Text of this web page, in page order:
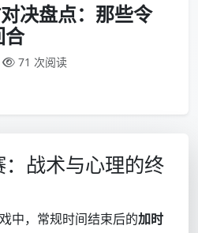
决盘点：那些令
合
71 次阅读
：战术与心理的终
中，常规时间结束后的加时